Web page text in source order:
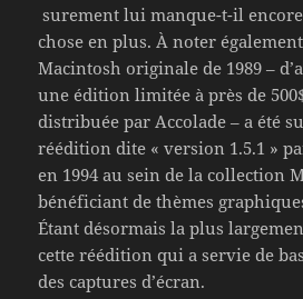
surement lui manque-t-il
chose en plus. À noter
Macintosh originale de 1989 –
une édition limitée à près de
distribuée par Accolade – a été
réédition dite « version 1.5.1 »
en 1994 au sein de la collection
bénéficiant de thèmes
Étant désormais la plus
cette réédition qui a servie de
des captures d’écran.